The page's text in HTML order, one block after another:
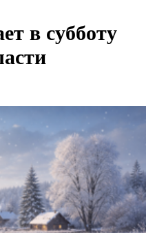
в субботу